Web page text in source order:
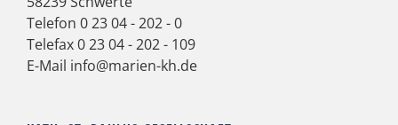
Telefon 0 23 04 - 202 - 0
Telefax 0 23 04 - 202 - 109
E-Mail info@marien-kh.de